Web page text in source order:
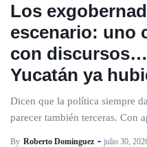
Los
escenario: uno
con
Yucatán ya
Dicen que la política siempre
parecer también terceras. Con
By Roberto Dominguez julio 30,